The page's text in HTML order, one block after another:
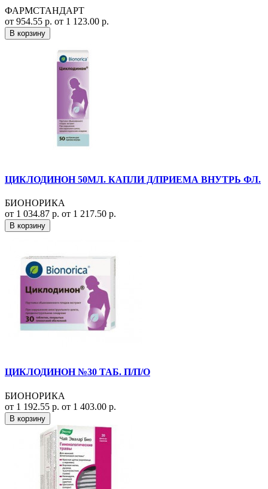
ФАРМСТАНДАРТ
от 954.55 р. от 1 123.00 р.
В корзину
ЦИКЛОДИНОН 50МЛ. КАПЛИ Д/ПРИЕМА ВНУТРЬ ФЛ.
БИОНОРИКА
от 1 034.87 р. от 1 217.50 р.
В корзину
ЦИКЛОДИНОН №30 ТАБ. П/П/О
БИОНОРИКА
от 1 192.55 р. от 1 403.00 р.
В корзину